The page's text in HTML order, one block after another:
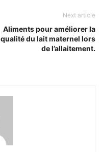
Next article
Aliments pour améliorer la
qualité du lait maternel lors
de l’allaitement.